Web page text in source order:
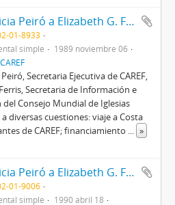
Carta de Alicia Peiró a Elizabeth G. Ferris
01-8933
simple
1989 noviembre 06
Secretaria Ejecutiva de CAREF,
Secretaria de Información e
Consejo Mundial de Iglesias
diversas cuestiones: viaje a Costa
de CAREF; financiamiento ... »
Carta de Alicia Peiró a Elizabeth G. Ferris
01-9006
simple
1990 abril 18